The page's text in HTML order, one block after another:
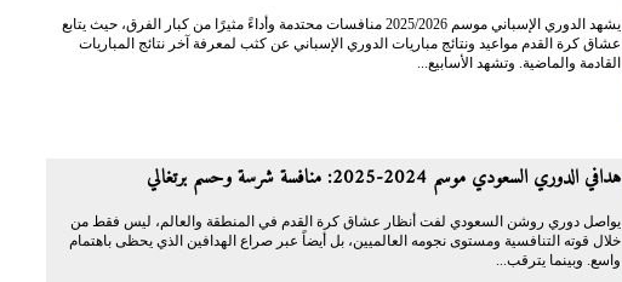
يشهد الدوري الإسباني موسم 2025/2026 منافسات محتدمة وأداءً مثيرًا من كبار الفرق، حيث يتابع
عشاق كرة القدم مواعيد ونتائج مباريات الدوري الإسباني عن كثب لمعرفة آخر نتائج المباريات
القادمة والماضية. وتشهد الأسابيع...
هدافي الدوري السعودي موسم 2024-2025: منافسة شرسة وحسم برتغالي
يواصل دوري روشن السعودي لفت أنظار عشاق كرة القدم في المنطقة والعالم، ليس فقط من
خلال قوته التنافسية ومستوى نجومه العالميين، بل أيضاً عبر صراع الهدافين الذي يحظى باهتمام
واسع. وبينما يترقب...